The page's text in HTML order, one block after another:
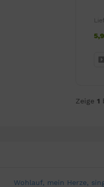
Zeige 1
Wohlauf, mein Herze,